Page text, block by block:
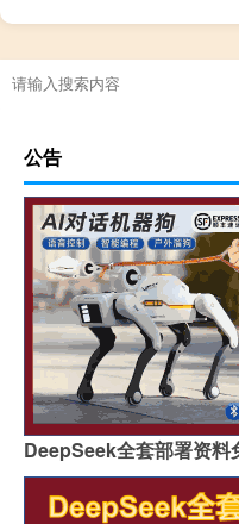
公告
DeepSeek全套部署资料